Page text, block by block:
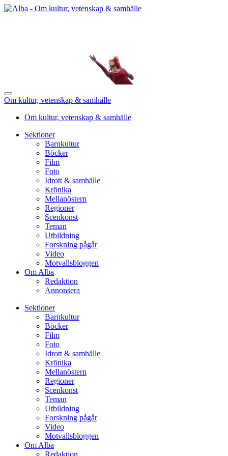
Om kultur, vetenskap & samhälle
Om kultur, vetenskap & samhälle
Sektioner
Barnkultur
Böcker
Film
Foto
Idrott & samhälle
Krönika
Mellanöstern
Regioner
Scenkonst
Teman
Utbildning
Forskning pågår
Video
Motvallsbloggen
Om Alba
Redaktion
Annonsera
Sektioner
Barnkultur
Böcker
Film
Foto
Idrott & samhälle
Krönika
Mellanöstern
Regioner
Scenkonst
Teman
Utbildning
Forskning pågår
Video
Motvallsbloggen
Om Alba
Redaktion